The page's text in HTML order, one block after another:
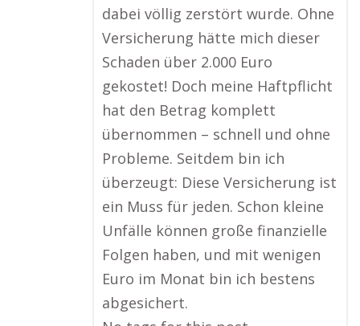
dabei völlig zerstört wurde. Ohne
Versicherung hätte mich dieser
Schaden über 2.000 Euro
gekostet! Doch meine Haftpflicht
hat den Betrag komplett
übernommen – schnell und ohne
Probleme. Seitdem bin ich
überzeugt: Diese Versicherung ist
ein Muss für jeden. Schon kleine
Unfälle können große finanzielle
Folgen haben, und mit wenigen
Euro im Monat bin ich bestens
abgesichert.